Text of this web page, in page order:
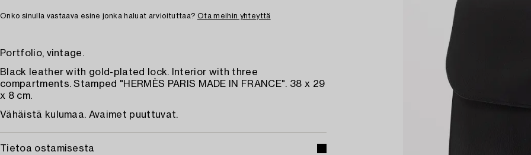
Onko sinulla vastaava esine jonka haluat arvioituttaa? Ota meihin yhteyttä
Portfolio, vintage.
Black leather with gold-plated lock. Interior with three
compartments. Stamped "HERMÈS PARIS MADE IN FRANCE". 38 x 29
x 8 cm.
Vähäistä kulumaa. Avaimet puuttuvat.
Tietoa ostamisesta